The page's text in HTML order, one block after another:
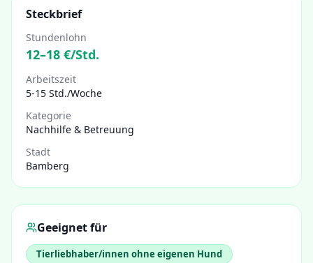
Steckbrief
Stundenlohn
12–18 €/Std.
Arbeitszeit
5-15 Std./Woche
Kategorie
Nachhilfe & Betreuung
Stadt
Bamberg
Geeignet für
Tierliebhaber/innen ohne eigenen Hund